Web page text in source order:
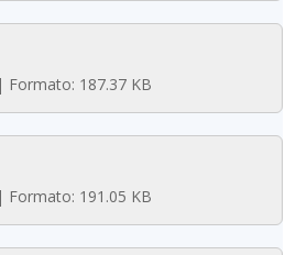
187.37 KB
191.05 KB